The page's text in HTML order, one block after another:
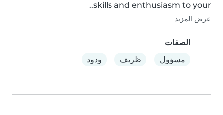
skills and enthusiasm to your..
عرض المزيد
الصفات
مسؤول
ظريف ودود